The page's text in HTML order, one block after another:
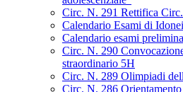
Circ. N. 291 Rettifica
Calendario Esami di
Calendario esami
Circ. N. 290
straordinario 5H
Circ. N. 289 Olimpiadi
Circ. N. 286